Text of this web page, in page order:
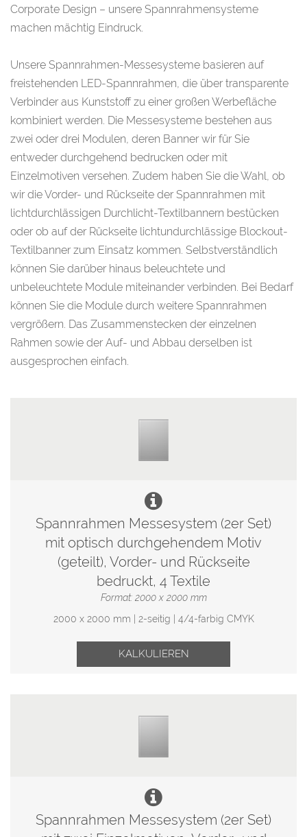
Corporate Design – unsere Spannrahmensysteme
machen mächtig Eindruck.
Unsere Spannrahmen-Messesysteme basieren auf
freistehenden LED-Spannrahmen, die über transparente
Verbinder aus Kunststoff zu einer großen Werbefläche
kombiniert werden. Die Messesysteme bestehen aus
zwei oder drei Modulen, deren Banner wir für Sie
entweder durchgehend bedrucken oder mit
Einzelmotiven versehen. Zudem haben Sie die Wahl, ob
wir die Vorder- und Rückseite der Spannrahmen mit
lichtdurchlässigen Durchlicht-Textilbannern bestücken
oder ob auf der Rückseite lichtundurchlässige Blockout-
Textilbanner zum Einsatz kommen. Selbstverständlich
können Sie darüber hinaus beleuchtete und
unbeleuchtete Module miteinander verbinden. Bei Bedarf
können Sie die Module durch weitere Spannrahmen
vergrößern. Das Zusammenstecken der einzelnen
Rahmen sowie der Auf- und Abbau derselben ist
ausgesprochen einfach.
Spannrahmen Messesystem (2er Set)
mit optisch durchgehendem Motiv
(geteilt), Vorder- und Rückseite
bedruckt, 4 Textile
Format: 2000 x 2000 mm
2000 x 2000 mm | 2-seitig | 4/4-farbig CMYK
KALKULIEREN
Spannrahmen Messesystem (2er Set)